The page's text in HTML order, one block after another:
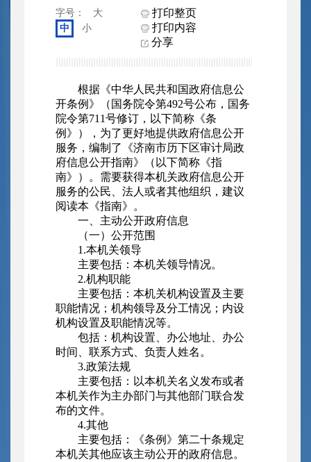
字号：
大
中
小
打印整页
打印内容
分享
根据《中华人民共和国政府信息公
开条例》（国务院令第492号公布，国务
院令第711号修订，以下简称《条
例》），为了更好地提供政府信息公开
服务，编制了《济南市历下区审计局政
府信息公开指南》（以下简称《指
南》）。需要获得本机关政府信息公开
服务的公民、法人或者其他组织，建议
阅读本《指南》。
一、主动公开政府信息
（一）公开范围
1.本机关领导
主要包括：本机关领导情况。
2.机构职能
主要包括：本机关机构设置及主要
职能情况；机构领导及分工情况；内设
机构设置及职能情况等。
包括：机构设置、办公地址、办公
时间、联系方式、负责人姓名。
3.政策法规
主要包括：以本机关名义发布或者
本机关作为主办部门与其他部门联合发
布的文件。
4.其他
主要包括：《条例》第二十条规定
本机关其他应该主动公开的政府信息。